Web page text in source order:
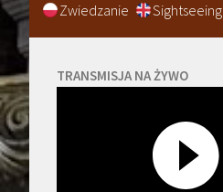
Zwiedzanie Sightseeing
TRANSMISJA NA ŻYWO